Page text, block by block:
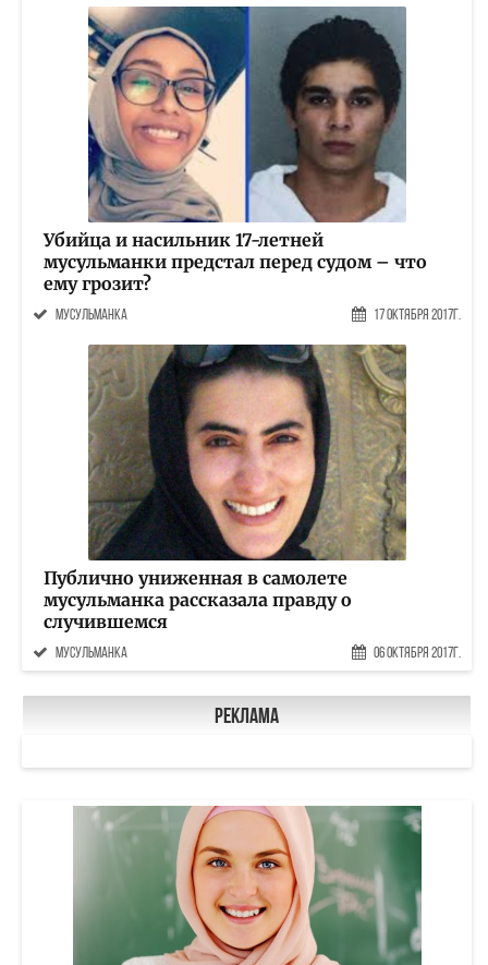
Убийца и насильник 17-летней
мусульманки предстал перед судом – что
ему грозит?
мусульманка 17 Октября 2017г.
Публично униженная в самолете
мусульманка рассказала правду о
случившемся
мусульманка 06 Октября 2017г.
Реклама